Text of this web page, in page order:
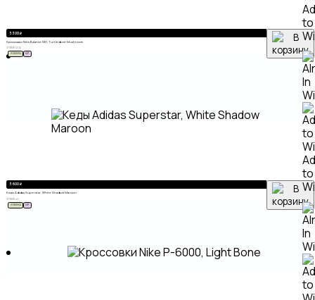
5 300₽
Кроссовки New Balance 530, Turtledove Mushroom
373839 4041
to
5 600₽
Кеды Adidas Superstar, White Shadow Maroon
373839 40
НОВИНКА ХИТ
to
НОВИНКА ХИТ